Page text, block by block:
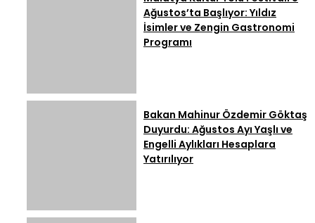
Yükseliyor
Ağustos’ta Başlıyor: Yıldız
İsimler ve Zengin Gastronomi
Programı
Bakan Mahinur Özdemir Göktaş
Duyurdu: Ağustos Ayı Yaşlı ve
Engelli Aylıkları Hesaplara
Yatırılıyor